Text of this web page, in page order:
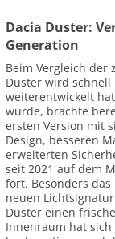
Dacia Duster:
Generation
Beim Vergleich der
Duster wird schnell
weiterentwickelt
wurde, brachte
ersten Version mit
Design, besseren
erweiterten
seit 2021 auf dem
fort. Besonders
neuen
Duster einen
Innenraum hat